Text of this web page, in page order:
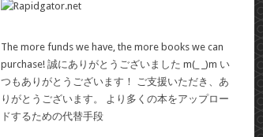
The more funds we have, the more books we can
purchase! 誠にありがとうございました m(_ _)m い
つもありがとうございます！ ご支援いただき、あ
りがとうございます。 より多くの本をアップロー
ドするための代替手段